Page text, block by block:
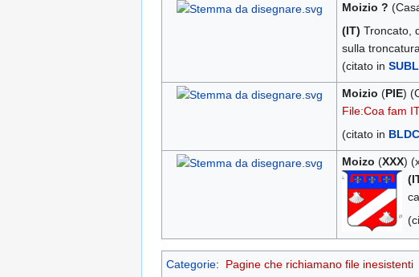
Moizio ?
(IT) Troncato,
sulla
(citato in SUBL
Moizio (PIE)
File:Coa fam
(citato in BLDC
Moizo (XXX)
Categorie: Pagine che richiamano file inesistenti